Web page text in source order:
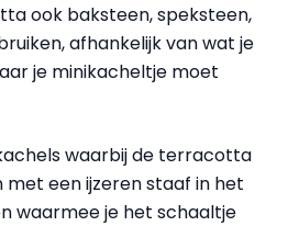
ook baksteen, speksteen,
afhankelijk van wat je
je minikacheltje moet
waarbij de terracotta
met een ijzeren staaf in het
waarmee je het schaaltje